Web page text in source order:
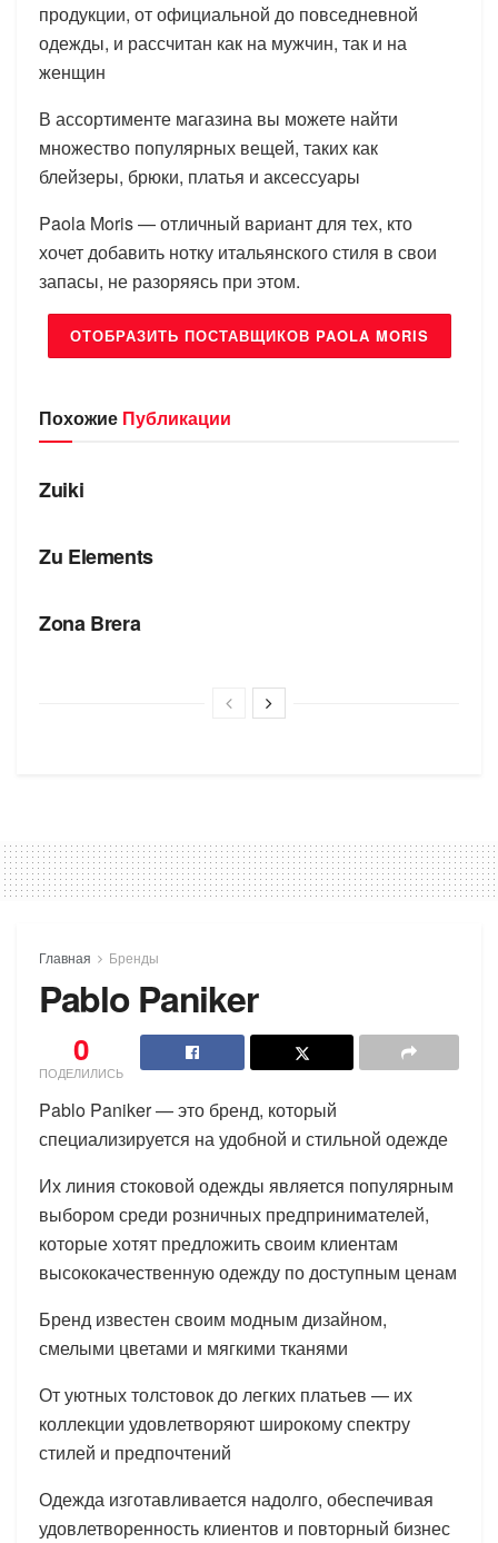
продукции, от официальной до повседневной
одежды, и рассчитан как на мужчин, так и на
женщин
В ассортименте магазина вы можете найти
множество популярных вещей, таких как
блейзеры, брюки, платья и аксессуары
Paola Moris — отличный вариант для тех, кто
хочет добавить нотку итальянского стиля в свои
запасы, не разоряясь при этом.
ОТОБРАЗИТЬ ПОСТАВЩИКОВ PAOLA MORIS
Похожие Публикации
БРЕНДЫ
Zuiki
Zu Elements
Zona Brera
Главная Бренды
Pablo Paniker
0
ПОДЕЛИЛИСЬ
Pablo Paniker — это бренд, который
специализируется на удобной и стильной одежде
Их линия стоковой одежды является популярным
выбором среди розничных предпринимателей,
которые хотят предложить своим клиентам
высококачественную одежду по доступным ценам
Бренд известен своим модным дизайном,
смелыми цветами и мягкими тканями
От уютных толстовок до легких платьев — их
коллекции удовлетворяют широкому спектру
стилей и предпочтений
Одежда изготавливается надолго, обеспечивая
удовлетворенность клиентов и повторный бизнес